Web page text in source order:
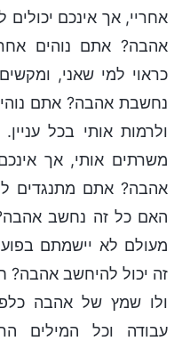
אחריי, אך אינכם
אהבה? אתם נוהים
כראוי למי שאני,
נחשבת אהבה? אתם
ולרמות אותי בכל
משרתים אותי, אך
אהבה? אתם מתנגדים
האם כל זה נחשב
מעולם לא יישמתם
זה יכול להיחשב אהבה?
ולו שמץ של אהבה
עבודה וכל המילים